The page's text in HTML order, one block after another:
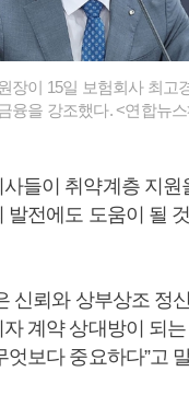
장이 15일 보험회사 최고
융을 강조했다. <연합뉴
들이 취약계층 지원
발전에도 도움이 될
신뢰와 상부상조 정
계약 상대방이 되
엇보다 중요하다”고